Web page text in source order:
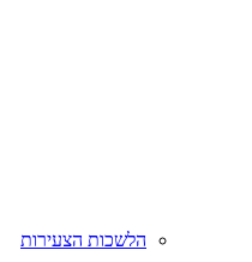
הלשכות הצעירות